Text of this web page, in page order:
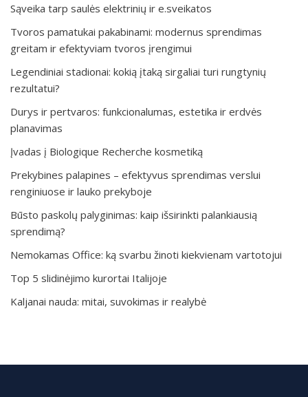
Sąveika tarp saulės elektrinių ir e.sveikatos
Tvoros pamatukai pakabinami: modernus sprendimas
greitam ir efektyviam tvoros įrengimui
Legendiniai stadionai: kokią įtaką sirgaliai turi rungtynių
rezultatui?
Durys ir pertvaros: funkcionalumas, estetika ir erdvės
planavimas
Įvadas į Biologique Recherche kosmetiką
Prekybines palapines – efektyvus sprendimas verslui
renginiuose ir lauko prekyboje
Būsto paskolų palyginimas: kaip išsirinkti palankiausią
sprendimą?
Nemokamas Office: ką svarbu žinoti kiekvienam vartotojui
Top 5 slidinėjimo kurortai Italijoje
Kaljanai nauda: mitai, suvokimas ir realybė